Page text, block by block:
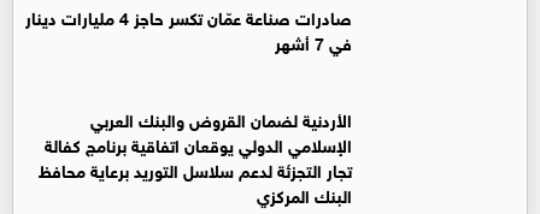
صادرات صناعة عمّان تكسر حاجز 4 مليارات دينار
في 7 أشهر
الأردنية لضمان القروض والبنك العربي
الإسلامي الدولي يوقعان اتفاقية برنامج كفالة
تجار التجزئة لدعم سلاسل التوريد برعاية محافظ
البنك المركزي